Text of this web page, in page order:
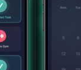
시간을 선택, 메
부드러운 알림. 공유 카드 Instagram 스토리용 아름다운
카드를 만들거
조용히도 축하. 내장 다크 모드 저녁의 성찰을 위해 설계.